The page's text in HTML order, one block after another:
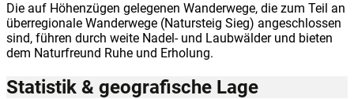
Die auf Höhenzügen gelegenen Wanderwege, die zum Teil an
überregionale Wanderwege (Natursteig Sieg) angeschlossen
sind, führen durch weite Nadel- und Laubwälder und bieten
dem Naturfreund Ruhe und Erholung.
Statistik & geografische Lage